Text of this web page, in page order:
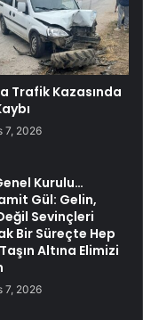
Trafik Kazasında
7, 2026
Kurulu…
Gül: Gelin,
Sevinçleri
Bir Süreçte Hep
Altına Elimizi
7, 2026